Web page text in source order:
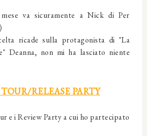
va sicuramente a Nick di Per
ricade sulla protagonista di "La
Deanna, non mi ha lasciato niente
RELEASE PARTY
e i Review Party a cui ho partecipato